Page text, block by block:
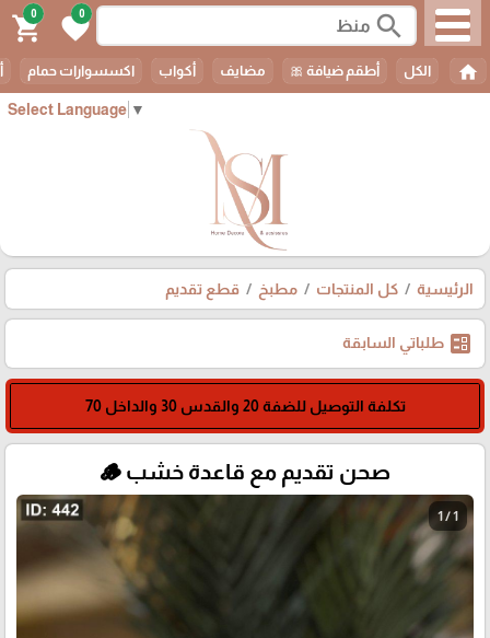
Select Language ▼
search
0
favorite
0
shopping_cart
home الكل أطقم ضيافة 🎀 مضايف أكواب اكسسوارات حمام
الرئيسية كل المنتجات مطبخ قطع تقديم
ballot طلباتي السابقة
تكلفة التوصيل للضفة 20 والقدس 30 والداخل 70
صحن تقديم مع قاعدة خشب 🪵
1 / 1